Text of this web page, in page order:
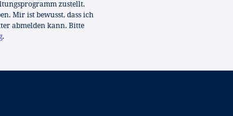
zustellt.
Mir ist bewusst, dass ich
abmelden kann. Bitte
.